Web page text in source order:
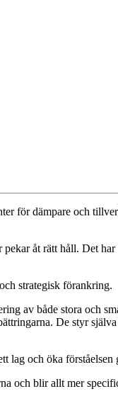
för dämpare och
åt rätt håll. Det
strategisk förankring.
av både stora och
De styr
lag och öka
och blir allt mer